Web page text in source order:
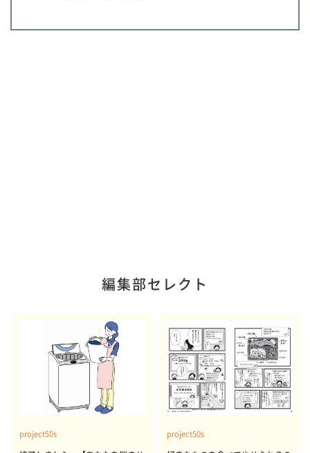
編集部セレクト
project50s project50s